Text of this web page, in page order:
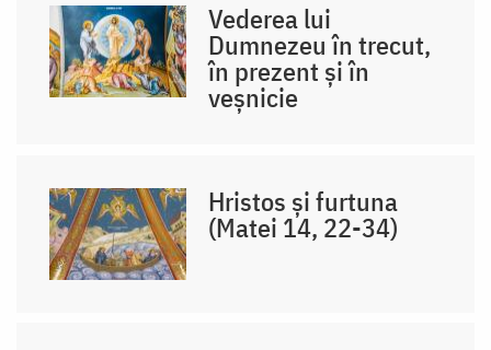
Vederea lui
Dumnezeu în trecut,
în prezent și în
veșnicie
Hristos și furtuna
(Matei 14, 22-34)